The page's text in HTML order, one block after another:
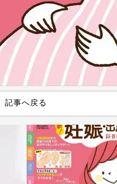
記事へ戻る